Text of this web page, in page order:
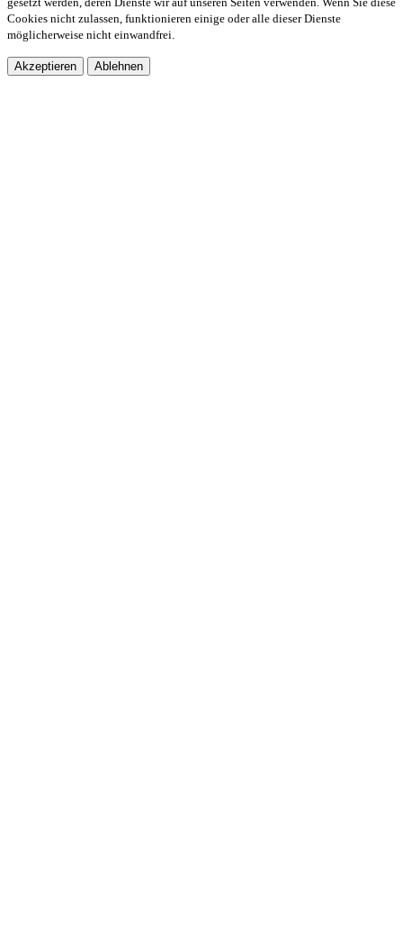
Cookies nicht zulassen, funktionieren einige oder alle dieser Dienste
möglicherweise nicht einwandfrei.
Akzeptieren Ablehnen